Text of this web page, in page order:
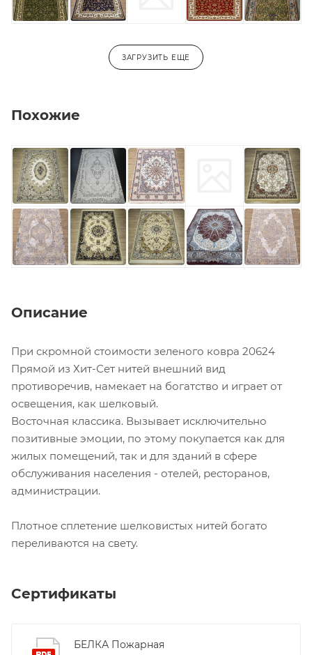
ЗАГРУЗИТЬ ЕЩЕ
Похожие
Описание
При скромной стоимости зеленого ковра 20624
Прямой из Хит-Сет нитей внешний вид
противоречив, намекает на богатство и играет от
освещения, как шелковый.
Восточная классика. Вызывает исключительно
позитивные эмоции, по этому покупается как для
жилых помещений, так и для зданий в сфере
обслуживания населения - отелей, ресторанов,
администрации.
Плотное сплетение шелковистых нитей богато
переливаются на свету.
Сертификаты
БЕЛКА Пожарная